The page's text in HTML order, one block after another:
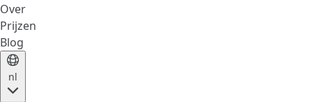
Over
Prijzen
Blog
nl